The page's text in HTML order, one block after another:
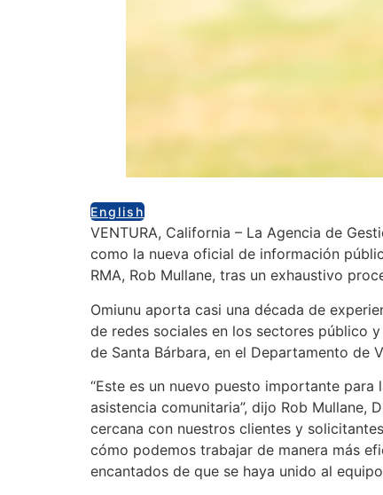
English
VENTURA, California – La Agencia de
como la nueva oficial de información
RMA, Rob Mullane, tras un exhaustivo
Omiunu aporta casi una década de
de redes sociales en los sectores público
de Santa Bárbara, en el Departamento de
“Este es un nuevo puesto importante
asistencia comunitaria”, dijo Rob Mullane,
cercana con nuestros clientes y
cómo podemos trabajar de manera más
encantados de que se haya unido al